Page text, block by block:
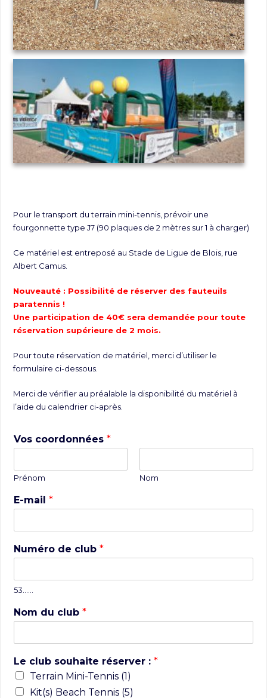
Pour le transport du terrain mini-tennis, prévoir une
fourgonnette type J7 (90 plaques de 2 mètres sur 1 à charger)
Ce matériel est entreposé au Stade de Ligue de Blois, rue
Albert Camus.
Nouveauté : Possibilité de réserver des fauteuils
paratennis !
Une participation de 40€ sera demandée pour toute
réservation supérieure de 2 mois.
Pour toute réservation de matériel, merci d’utiliser le
formulaire ci-dessous.
Merci de vérifier au préalable la disponibilité du matériel à
l’aide du calendrier ci-après.
Vos coordonnées*
Prénom Nom
E-mail*
Numéro de club*
53……
Nom du club*
Le club souhaite réserver :*
Terrain Mini-Tennis (1)
Kit(s) Beach Tennis (5)